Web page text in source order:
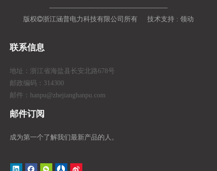
版权浙江涵普电力科技有限公司所有 技术支持 : 领动
联系信息
地址：浙江省海盐县长安北路678号
邮政编码：314300
邮件：hanpu@zhejianghanpu.com
邮件订阅
成为第一个了解我们最新产品的人。